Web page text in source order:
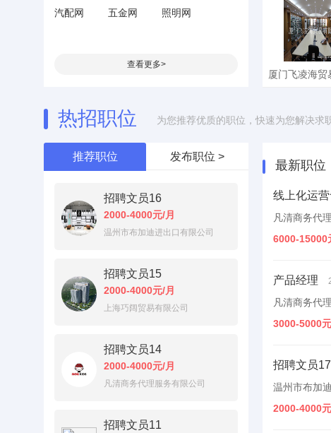
汽配网 五金网 照明网
查看更多>
江阴优佳宝
限公司
招聘文员招聘
厦门飞凌海
热招职位 为您推荐优质的职位，快速为您解决求
推荐职位 发布职位 >
招聘文员16
2000-4000元/月
温州市布加迪进出口有限公司
招聘文员15
2000-4000元/月
上海巧阔贸易有限公司
招聘文员14
2000-4000元/月
凡清商务代理服务有限公司
招聘文员11
最新职位
线上化运
凡清商务代
6000-15000
产品经理
凡清商务代
3000-5000
招聘文员17
温州市布加
2000-4000